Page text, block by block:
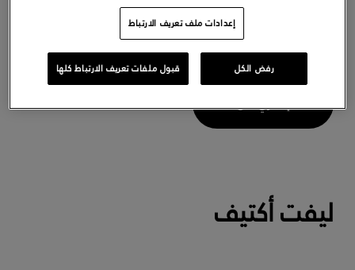
يومًا بعد يوم، تصبح بشرتك مرطبة، ومشدودة،
( التعليقات 3841 )
إشتري الآن
ليفت أكتيف
إعدادات ملف تعريف الارتباط
رفض الكل قبول ملفات تعريف الارتباط كلها